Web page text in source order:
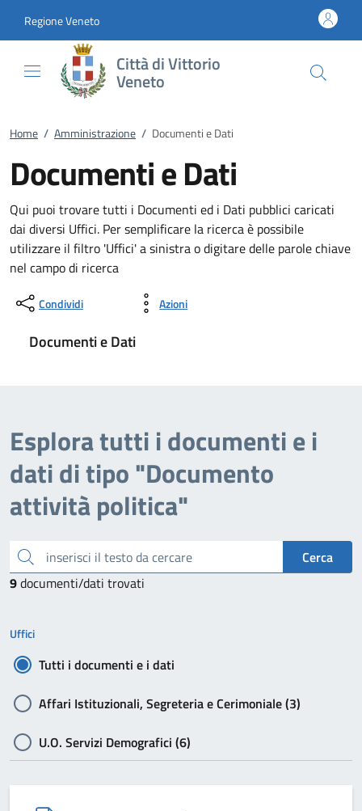
Regione Veneto
Città di Vittorio
Veneto
Home / Amministrazione / Documenti e Dati
Documenti e Dati
Qui puoi trovare tutti i Documenti ed i Dati pubblici caricati
dai diversi Uffici. Per semplificare la ricerca è possibile
utilizzare il filtro 'Uffici' a sinistra o digitare delle parole chiave
nel campo di ricerca
Condividi Azioni
Documenti e Dati
Esplora tutti i documenti e i
dati di tipo "Documento
attività politica"
inserisci il testo da cercare
Cerca
9documenti/dati trovati
Uffici
Tutti i documenti e i dati
Affari Istituzionali, Segreteria e Cerimoniale (3)
U.O. Servizi Demografici (6)